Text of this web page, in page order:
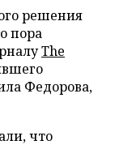
решения
пора
The
Федорова,
что